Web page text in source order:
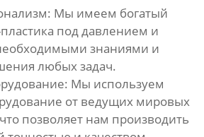
Мы имеем богатый
под давлением и
знаниями и
любых задач.
Мы используем
от ведущих мировых
позволяет нам производить